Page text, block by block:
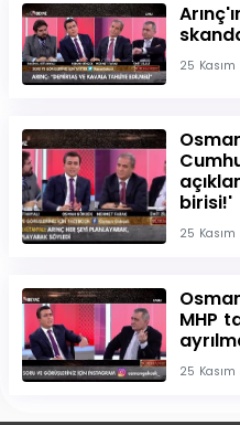
25
birisi!'
25
MHP
25